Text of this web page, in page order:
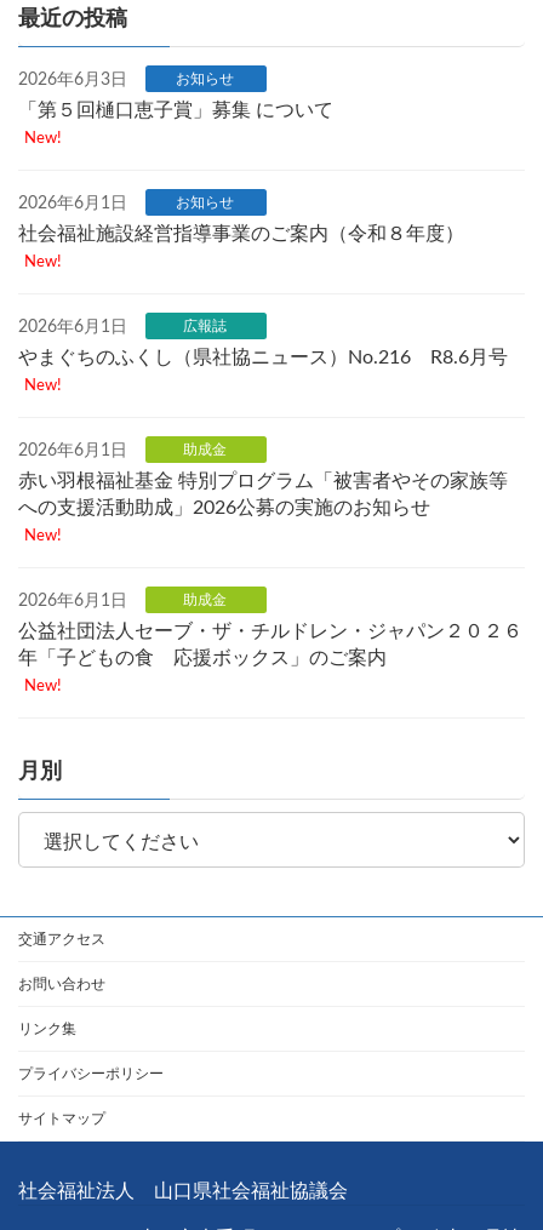
最近の投稿
2026年6月3日 お知らせ
「第５回樋口恵子賞」募集 について
New!
2026年6月1日 お知らせ
社会福祉施設経営指導事業のご案内（令和８年度）
New!
2026年6月1日 広報誌
やまぐちのふくし（県社協ニュース）No.216 R8.6月号
New!
2026年6月1日 助成金
赤い羽根福祉基金 特別プログラム「被害者やその家族等
への支援活動助成」2026公募の実施のお知らせ
New!
2026年6月1日 助成金
公益社団法人セーブ・ザ・チルドレン・ジャパン２０２６
年「子どもの食 応援ボックス」のご案内
New!
月別
交通アクセス
お問い合わせ
リンク集
プライバシーポリシー
サイトマップ
社会福祉法人 山口県社会福祉協議会